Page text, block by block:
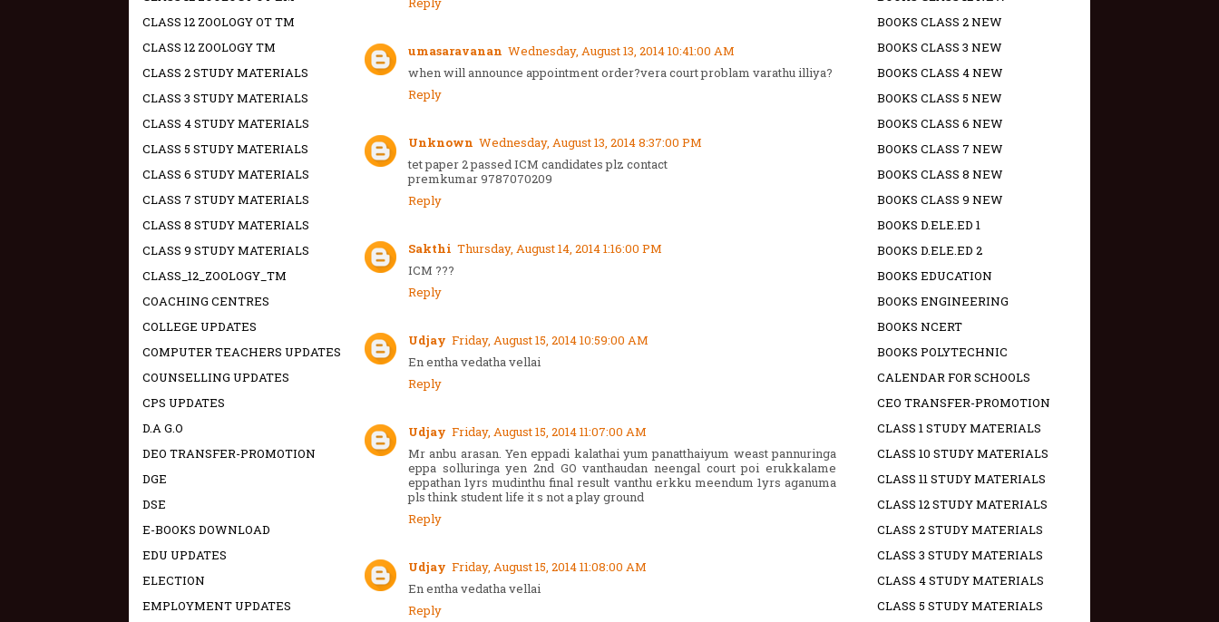
umasaravanan Wednesday, August 13, 2014 10:41:00 AM
when will announce appointment order?vera court problam varathu illiya?
Reply
Unknown Wednesday, August 13, 2014 8:37:00 PM
tet paper 2 passed ICM candidates plz contact
premkumar 9787070209
Reply
Sakthi Thursday, August 14, 2014 1:16:00 PM
ICM ???
Reply
Udjay Friday, August 15, 2014 10:59:00 AM
En entha vedatha vellai
Reply
Udjay Friday, August 15, 2014 11:07:00 AM
Mr anbu arasan. Yen eppadi kalathai yum panatthaiyum weast pannuringa
eppa solluringa yen 2nd GO vanthaudan neengal court poi erukkalame
eppathan 1yrs mudinthu final result vanthu erkku meendum 1yrs aganuma
pls think student life it s not a play ground
Reply
Udjay Friday, August 15, 2014 11:08:00 AM
En entha vedatha vellai
Reply
CLASS 12 ZOOLOGY OT TM
CLASS 12 ZOOLOGY TM
CLASS 2 STUDY MATERIALS
CLASS 3 STUDY MATERIALS
CLASS 4 STUDY MATERIALS
CLASS 5 STUDY MATERIALS
CLASS 6 STUDY MATERIALS
CLASS 7 STUDY MATERIALS
CLASS 8 STUDY MATERIALS
CLASS 9 STUDY MATERIALS
CLASS_12_ZOOLOGY_TM
COACHING CENTRES
COLLEGE UPDATES
COMPUTER TEACHERS UPDATES
COUNSELLING UPDATES
CPS UPDATES
D.A G.O
DEO TRANSFER-PROMOTION
DGE
DSE
E-BOOKS DOWNLOAD
EDU UPDATES
ELECTION
EMPLOYMENT UPDATES
BOOKS CLASS 2 NEW
BOOKS CLASS 3 NEW
BOOKS CLASS 4 NEW
BOOKS CLASS 5 NEW
BOOKS CLASS 6 NEW
BOOKS CLASS 7 NEW
BOOKS CLASS 8 NEW
BOOKS CLASS 9 NEW
BOOKS D.ELE.ED 1
BOOKS D.ELE.ED 2
BOOKS EDUCATION
BOOKS ENGINEERING
BOOKS NCERT
BOOKS POLYTECHNIC
CALENDAR FOR SCHOOLS
CEO TRANSFER-PROMOTION
CLASS 1 STUDY MATERIALS
CLASS 10 STUDY MATERIALS
CLASS 11 STUDY MATERIALS
CLASS 12 STUDY MATERIALS
CLASS 2 STUDY MATERIALS
CLASS 3 STUDY MATERIALS
CLASS 4 STUDY MATERIALS
CLASS 5 STUDY MATERIALS